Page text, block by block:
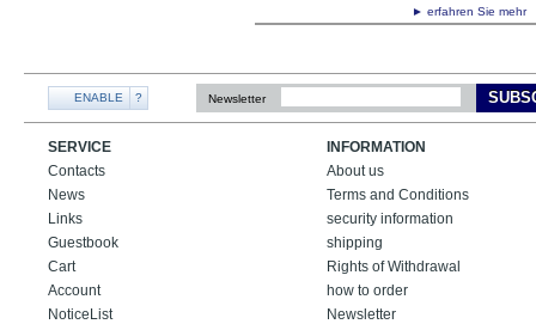
► erfahren Sie
ENABLE ? Newsletter
SERVICE
Contacts
News
Links
Guestbook
Cart
Account
NoticeList
INFORMATION
About us
Terms and Conditions
security information
shipping
Rights of Withdrawal
how to order
Newsletter